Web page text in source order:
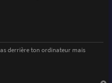
derrière ton ordinateur mais